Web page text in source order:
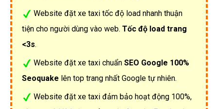
Website đặt xe taxi tốc độ load nhanh thuận
tiện cho người dùng vào web. Tốc độ load trang
<3s.
Website đặt xe taxi chuẩn SEO Google 100%
Seoquake lên top trang nhất Google tự nhiên.
Website đặt xe taxi đảm bảo hoạt động 100%,